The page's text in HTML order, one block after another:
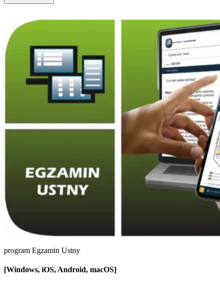
program Egzamin Ustny
[Windows, iOS, Android, macOS]